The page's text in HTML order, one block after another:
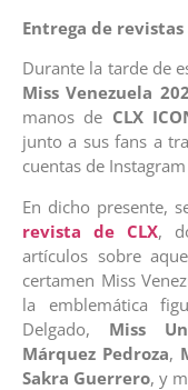
Entrega de
Durante la tarde de
Miss Venezuela
manos de CLX
junto a sus fans a
cuentas de
En dicho presente,
revista de CLX,
artículos sobre
certamen Miss
la emblemática
Delgado, Miss
Márquez Pedroza,
Sakra Guerrero, y